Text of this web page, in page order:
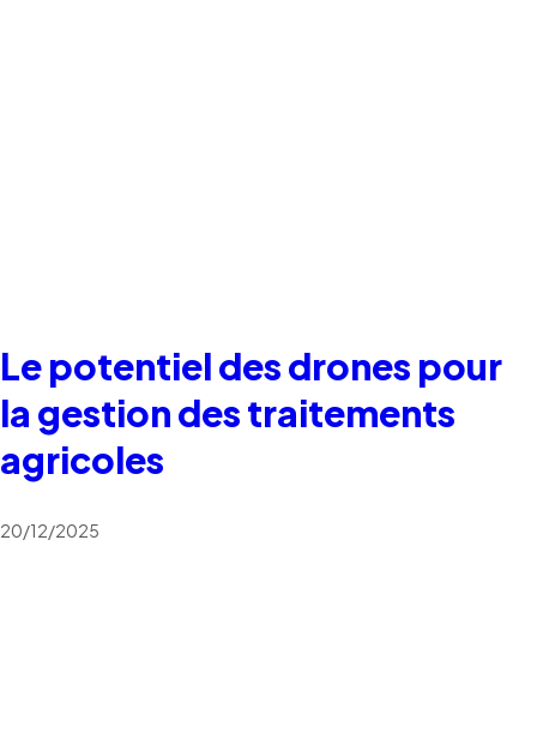
Le potentiel des drones pour
la gestion des traitements
agricoles
20/12/2025